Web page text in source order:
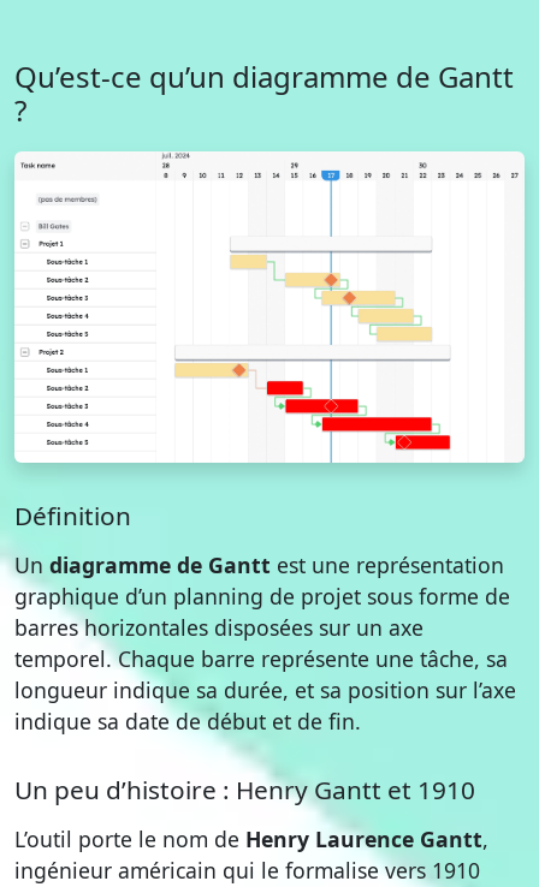
Qu’est-ce qu’un diagramme de Gantt
?
Définition
Un diagramme de Gantt est une représentation
graphique d’un planning de projet sous forme de
barres horizontales disposées sur un axe
temporel. Chaque barre représente une tâche, sa
longueur indique sa durée, et sa position sur l’axe
indique sa date de début et de fin.
Un peu d’histoire : Henry Gantt et 1910
L’outil porte le nom de Henry Laurence Gantt,
ingénieur américain qui le formalise vers 1910